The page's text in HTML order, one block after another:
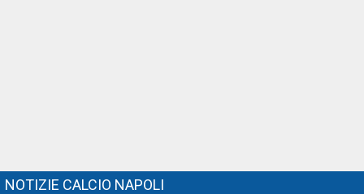
NOTIZIE CALCIO NAPOLI